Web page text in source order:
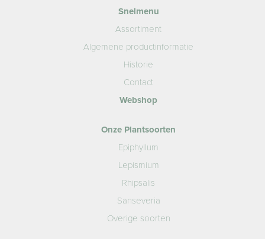
Snelmenu
Assortiment
Algemene productinformatie
Historie
Contact
Webshop
Onze Plantsoorten
Epiphyllum
Lepismium
Rhipsalis
Sanseveria
Overige soorten